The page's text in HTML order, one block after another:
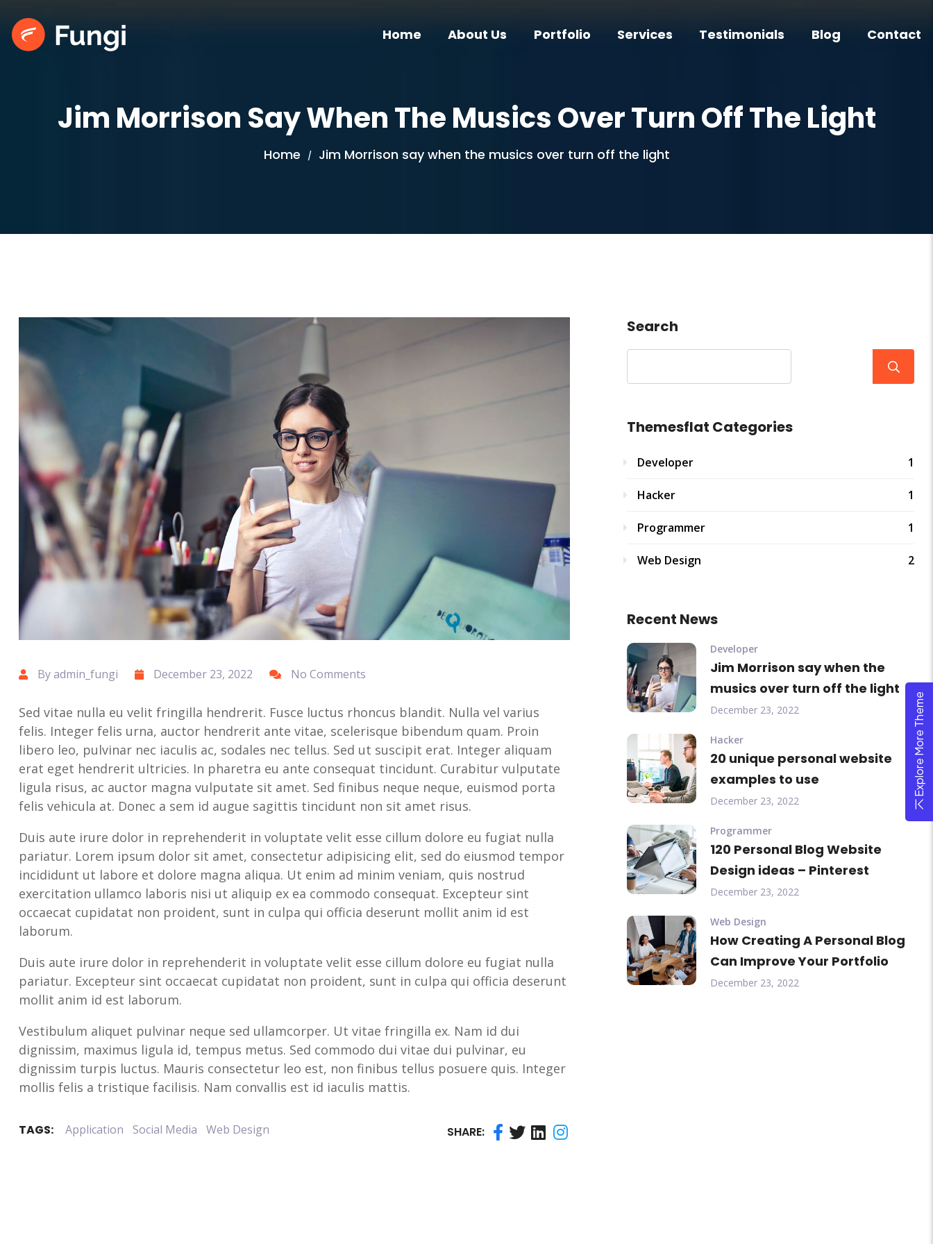
Home About Us Portfolio Services Testimonials Blog Contact
Jim Morrison Say When The Musics Over Turn Off The Light
Home / Jim Morrison say when the musics over turn off the light
By admin_fungi December 23, 2022 No Comments
Sed vitae nulla eu velit fringilla hendrerit. Fusce luctus rhoncus blandit. Nulla vel varius
felis. Integer felis urna, auctor hendrerit ante vitae, scelerisque bibendum quam. Proin
libero leo, pulvinar nec iaculis ac, sodales nec tellus. Sed ut suscipit erat. Integer aliquam
erat eget hendrerit ultricies. In pharetra eu ante consequat tincidunt. Curabitur vulputate
ligula risus, ac auctor magna vulputate sit amet. Sed finibus neque neque, euismod porta
felis vehicula at. Donec a sem id augue sagittis tincidunt non sit amet risus.
Duis aute irure dolor in reprehenderit in voluptate velit esse cillum dolore eu fugiat nulla
pariatur. Lorem ipsum dolor sit amet, consectetur adipisicing elit, sed do eiusmod tempor
incididunt ut labore et dolore magna aliqua. Ut enim ad minim veniam, quis nostrud
exercitation ullamco laboris nisi ut aliquip ex ea commodo consequat. Excepteur sint
occaecat cupidatat non proident, sunt in culpa qui officia deserunt mollit anim id est
laborum.
Duis aute irure dolor in reprehenderit in voluptate velit esse cillum dolore eu fugiat nulla
pariatur. Excepteur sint occaecat cupidatat non proident, sunt in culpa qui officia deserunt
mollit anim id est laborum.
Vestibulum aliquet pulvinar neque sed ullamcorper. Ut vitae fringilla ex. Nam id dui
dignissim, maximus ligula id, tempus metus. Sed commodo dui vitae dui pulvinar, eu
dignissim turpis luctus. Mauris consectetur leo est, non finibus tellus posuere quis. Integer
mollis felis a tristique facilisis. Nam convallis est id iaculis mattis.
TAGS: Application Social Media Web Design SHARE:
Search
Themesflat Categories
Developer 1
Hacker 1
Programmer 1
Web Design 2
Recent News
Developer
Jim Morrison say when the
musics over turn off the light
December 23, 2022
Hacker
20 unique personal website
examples to use
December 23, 2022
Programmer
120 Personal Blog Website
Design ideas – Pinterest
December 23, 2022
Web Design
How Creating A Personal Blog
Can Improve Your Portfolio
December 23, 2022
Explore More Theme